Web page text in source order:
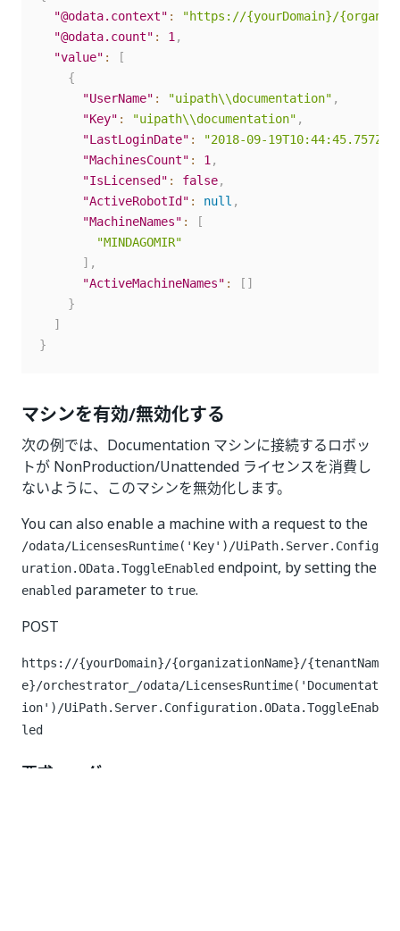
"@odata.context" :
"https://{yourDomain}/
"@odata.count" : 1 ,
"value" :
[
{
"UserName" : "uipath\\documentation" ,
"Key" : "uipath\\documentation" ,
"LastLoginDate" : "2018-09-19T10:44:45.757Z"
"MachinesCount" : 1 ,
"IsLicensed" : false,
"ActiveRobotId" : null ,
"MachineNames" :
[
"MINDAGOMIR"
] ,
"ActiveMachineNames" : [ ]
}
]
}
マシンを有効/無効化する
次の例では、Documentation マシンに接続するロボッ
トが NonProduction/Unattended ライセンスを消費し
ないように、このマシンを無効化します。
You can also enable a machine with a request to the
/odata/LicensesRuntime('Key')/UiPath.Server.Config
uration.OData.ToggleEnabled endpoint, by setting the
enabled parameter to true.
POST
https://{yourDomain}/{organizationName}/{tenantNam
e}/orchestrator_/odata/LicensesRuntime('Documentat
ion')/UiPath.Server.Configuration.OData.ToggleEnab
led
要求ヘッダー